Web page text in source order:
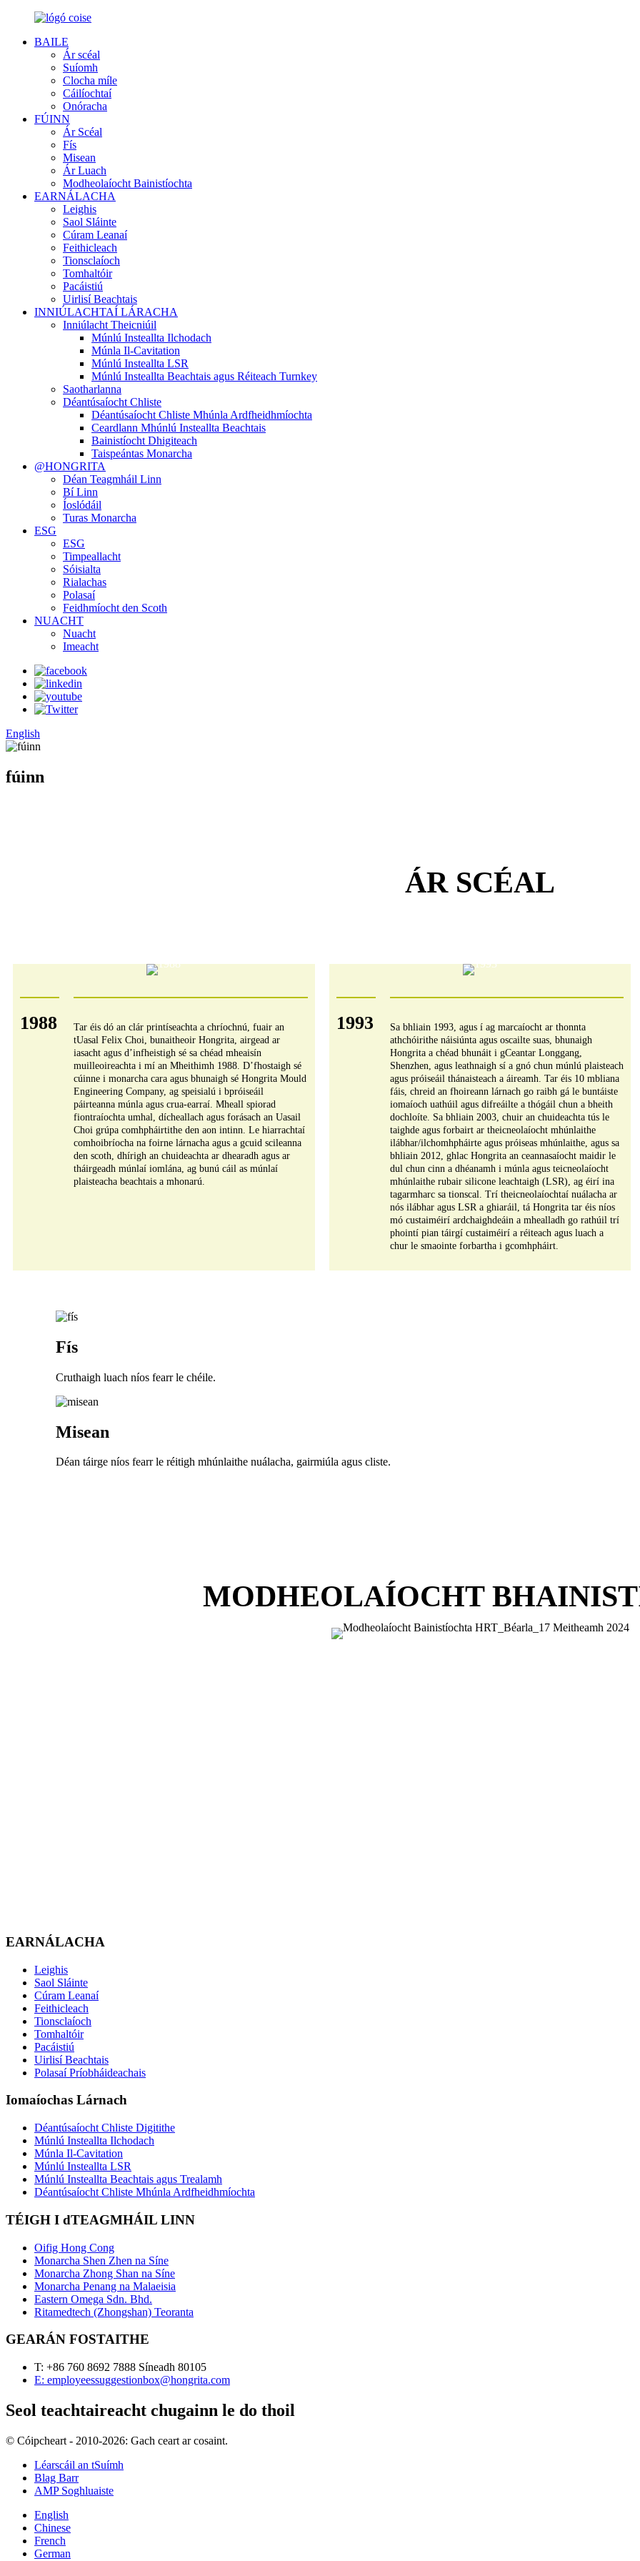
BAILE
Ár scéal
Suíomh
Clocha míle
Cáilíochtaí
Onóracha
FÚINN
Ár Scéal
Fís
Misean
Ár Luach
Modheolaíocht Bainistíochta
EARNÁLACHA
Leighis
Saol Sláinte
Cúram Leanaí
Feithicleach
Tionsclaíoch
Tomhaltóir
Pacáistiú
Uirlisí Beachtais
INNIÚLACHTAÍ LÁRACHA
Inniúlacht Theicniúil
Múnlú Insteallta Ilchodach
Múnla Il-Cavitation
Múnlú Insteallta LSR
Múnlú Insteallta Beachtais agus Réiteach Turnkey
Saotharlanna
Déantúsaíocht Chliste
Déantúsaíocht Chliste Mhúnla Ardfheidhmíochta
Ceardlann Mhúnlú Insteallta Beachtais
Bainistíocht Dhigiteach
Taispeántas Monarcha
@HONGRITA
Déan Teagmháil Linn
Bí Linn
Íoslódáil
Turas Monarcha
ESG
ESG
Timpeallacht
Sóisialta
Rialachas
Polasaí
Feidhmíocht den Scoth
NUACHT
Nuacht
Imeacht
English
fúinn
ÁR SCÉAL
1988
Tar éis dó an clár printíseachta a chríochnú, fuair an
tUasal Felix Choi, bunaitheoir Hongrita, airgead ar
iasacht agus d’infheistigh sé sa chéad mheaisín
muilleoireachta i mí an Mheithimh 1988. D’fhostaigh sé
cúinne i monarcha cara agus bhunaigh sé Hongrita Mould
Engineering Company, ag speisialú i bpróiseáil
páirteanna múnla agus crua-earraí. Mheall spiorad
fiontraíochta umhal, dícheallach agus forásach an Uasail
Choi grúpa comhpháirtithe den aon intinn. Le hiarrachtaí
comhoibríocha na foirne lárnacha agus a gcuid scileanna
den scoth, dhírigh an chuideachta ar dhearadh agus ar
tháirgeadh múnlaí iomlána, ag bunú cáil as múnlaí
plaisteacha beachtais a mhonarú.
1993
Sa bhliain 1993, agus í ag marcaíocht ar thonnta
athchóirithe náisiúnta agus oscailte suas, bhunaigh
Hongrita a chéad bhunáit i gCeantar Longgang,
Shenzhen, agus leathnaigh sí a gnó chun múnlú plaisteach
agus próiseáil thánaisteach a áireamh. Tar éis 10 mbliana
fáis, chreid an fhoireann lárnach go raibh gá le buntáiste
iomaíoch uathúil agus difreáilte a thógáil chun a bheith
dochloíte. Sa bhliain 2003, chuir an chuideachta tús le
taighde agus forbairt ar theicneolaíocht mhúnlaithe
ilábhar/ilchomhpháirte agus próiseas mhúnlaithe, agus sa
bhliain 2012, ghlac Hongrita an ceannasaíocht maidir le
dul chun cinn a dhéanamh i múnla agus teicneolaíocht
mhúnlaithe rubair silicone leachtaigh (LSR), ag éirí ina
tagarmharc sa tionscal. Trí theicneolaíochtaí nuálacha ar
nós ilábhar agus LSR a ghiaráil, tá Hongrita tar éis níos
mó custaiméirí ardchaighdeáin a mhealladh go rathúil trí
phointí pian táirgí custaiméirí a réiteach agus luach a
chur le smaointe forbartha i gcomhpháirt.
Fís
Cruthaigh luach níos fearr le chéile.
Misean
Déan táirge níos fearr le réitigh mhúnlaithe nuálacha, gairmiúla agus cliste.
MODHEOLAÍOCHT
EARNÁLACHA
Leighis
Saol Sláinte
Cúram Leanaí
Feithicleach
Tionsclaíoch
Tomhaltóir
Pacáistiú
Uirlisí Beachtais
Polasaí Príobháideachais
Iomaíochas Lárnach
Déantúsaíocht Chliste Digitithe
Múnlú Insteallta Ilchodach
Múnla Il-Cavitation
Múnlú Insteallta LSR
Múnlú Insteallta Beachtais agus Trealamh
Déantúsaíocht Chliste Mhúnla Ardfheidhmíochta
TÉIGH I dTEAGMHÁIL LINN
Oifig Hong Cong
Monarcha Shen Zhen na Síne
Monarcha Zhong Shan na Síne
Monarcha Penang na Malaeisia
Eastern Omega Sdn. Bhd.
Ritamedtech (Zhongshan) Teoranta
GEARÁN FOSTAITHE
T: +86 760 8692 7888 Síneadh 80105
E: employeessuggestionbox@hongrita.com
Seol teachtaireacht chugainn le do thoil
© Cóipcheart - 2010-2026: Gach ceart ar cosaint.
Léarscáil an tSuímh
Blag Barr
AMP Soghluaiste
English
Chinese
French
German